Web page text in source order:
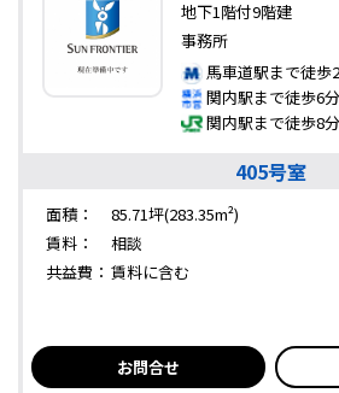
地下1階付9階建
事務所
馬車道駅まで徒歩
関内駅まで徒歩6分
関内駅まで徒歩8分
405号室
面積：
85.71坪(283.35m²)
賃料：
相談
共益費： 賃料に含む
お問合せ